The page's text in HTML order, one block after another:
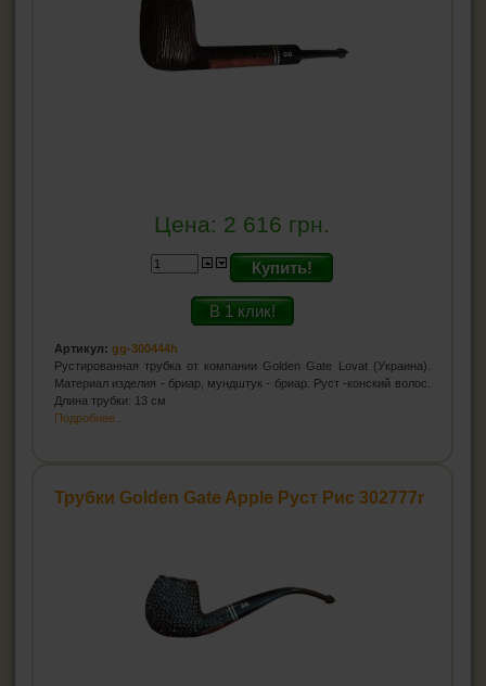
Цена: 2 616 грн.
Купить!
В 1 клик!
Артикул: gg-300444h
Рустированная трубка от компании Golden Gate Lovat (Украина).
Материал изделия - бриар, мундштук - бриар. Руст -конский волос.
Длина трубки: 13 см
Подробнее...
Трубки Golden Gate Apple Руст Рис 302777r